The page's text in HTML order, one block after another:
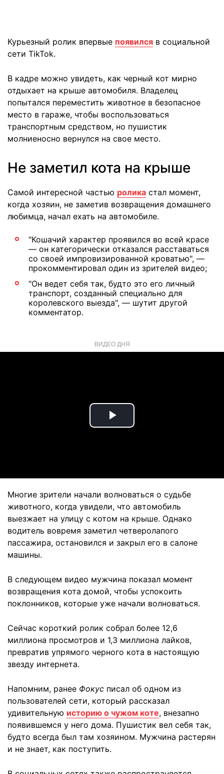
Курьезный ролик впервые появился в социальной
сети TikTok.
В кадре можно увидеть, как черный кот мирно
отдыхает на крыше автомобиля. Владелец
попытался переместить животное в безопасное
место в гараже, чтобы воспользоваться
транспортным средством, но пушистик
молниеносно вернулся на свое место.
Не заметил кота на крыше
Самой интересной частью ролика стал момент,
когда хозяин, не заметив возвращения домашнего
любимца, начал ехать на автомобиле.
"Кошачий характер проявился во всей красе
— он категорически отказался расставаться
со своей импровизированной кроватью", —
прокомментировал один из зрителей видео;
"Он ведет себя так, будто это его личный
транспорт, созданный специально для
королевского выезда", — шутит другой
комментатор.
ВИДЕО ДНЯ
Play
Многие зрители начали волноваться о судьбе
животного, когда увидели, что автомобиль
выезжает на улицу с котом на крыше. Однако
водитель вовремя заметил четверолапого
пассажира, остановился и закрыл его в салоне
машины.
В следующем видео мужчина показал момент
возвращения кота домой, чтобы успокоить
поклонников, которые уже начали волноваться.
Сейчас короткий ролик собрал более 12,6
миллиона просмотров и 1,3 миллиона лайков,
превратив упрямого черного кота в настоящую
звезду интернета.
Напомним, ранее Фокус писал об одном из
пользователей сети, который рассказал
удивительную историю о чужом коте, внезапно
появившемся у него дома. Пушистик вел себя так,
будто всегда был там хозяином. Мужчина растерян
и не знает, как поступить.